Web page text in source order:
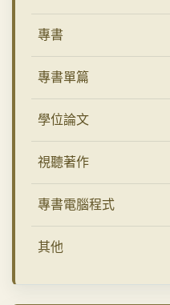
專書
專書單篇
學位論文
視聽著作
專書電腦程式
其他